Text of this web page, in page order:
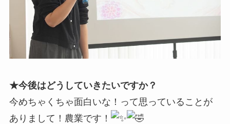
★今後はどうしていきたいですか？
今めちゃくちゃ面白いな！って思っていることが
ありまして！農業です！